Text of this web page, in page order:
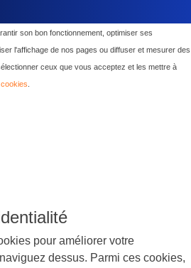
son bon fonctionnement, optimiser ses
l'affichage de nos pages ou diffuser et mesurer des
ceux que vous acceptez et les mettre à
pour améliorer votre
dessus. Parmi ces cookies,